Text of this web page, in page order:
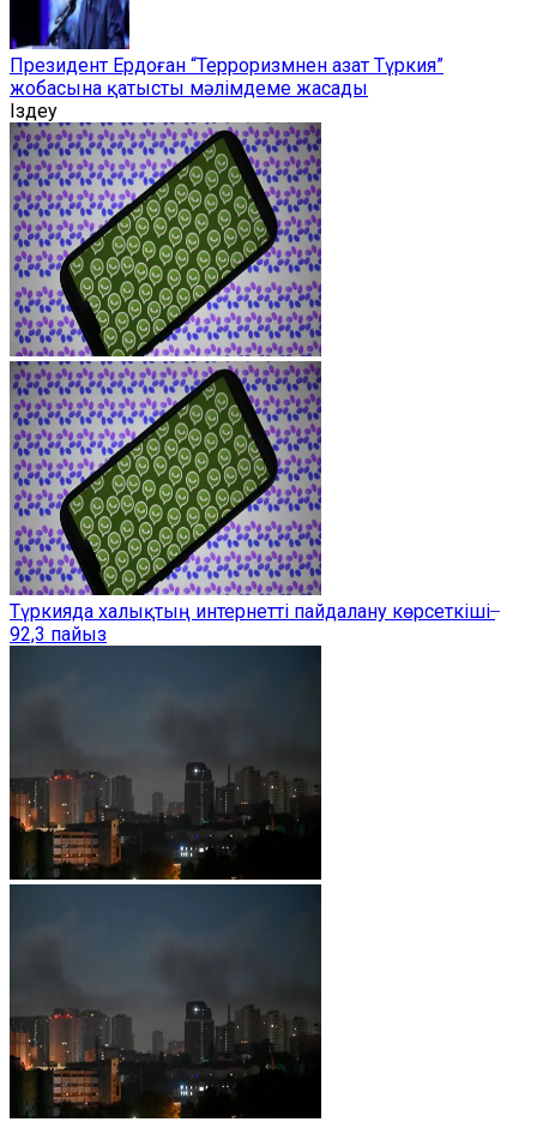
Президент Ердоған “Терроризмнен азат Түркия”
жобасына қатысты мәлімдеме жасады
Іздеу
Түркияда халықтың интернетті пайдалану көрсеткіші ̶
92,3 пайыз